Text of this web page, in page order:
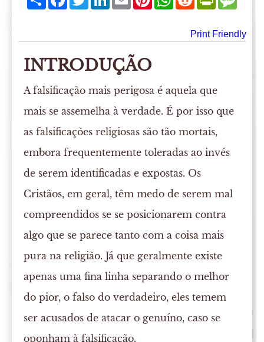
Print Friendly
INTRODUÇÃO
A falsificação mais perigosa é aquela que
mais se assemelha à verdade. É por isso que
as falsificações religiosas são tão mortais,
embora frequentemente toleradas ao invés
de serem identificadas e expostas. Os
Cristãos, em geral, têm medo de serem mal
compreendidos se se posicionarem contra
algo que se parece tanto com a coisa mais
pura na religião. Já que geralmente existe
apenas uma fina linha separando o melhor
do pior, o falso do verdadeiro, eles temem
ser acusados de atacar o genuíno, caso se
oponham à falsificação.